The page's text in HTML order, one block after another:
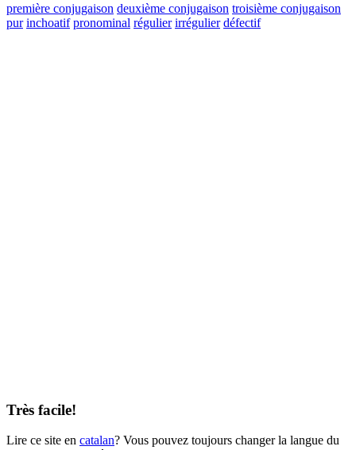
première conjugaison deuxième conjugaison troisième conjugaison
pur inchoatif pronominal régulier irrégulier défectif
Très facile!
Lire ce site en catalan? Vous pouvez toujours changer la langue du